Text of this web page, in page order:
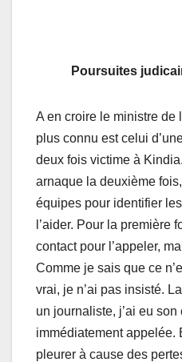
Poursuites
A en croire le ministre de
plus connu est celui
deux fois victime à
arnaque la deuxième
équipes pour identifier
l’aider. Pour la première
contact pour l’appeler,
Comme je sais que ce
vrai, je n’ai pas insisté.
un journaliste, j’ai eu son
immédiatement appelée.
pleurer à cause des